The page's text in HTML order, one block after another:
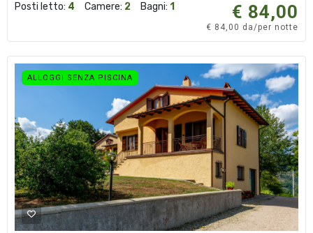
Posti letto: 4 Camere: 2 Bagni: 1 € 84,00
€ 84,00 da/per notte
ALLOGGI SENZA PISCINA